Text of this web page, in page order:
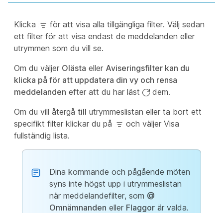
Klicka
för att visa alla tillgängliga filter. Välj sedan
ett filter för att visa endast de meddelanden eller
utrymmen som du vill se.
Om du väljer Olästa eller Aviseringsfilter kan du
klicka på för att uppdatera din vy och rensa
meddelanden efter att du har läst
dem.
Om du vill återgå till utrymmeslistan eller ta bort ett
specifikt filter klickar du på
och väljer Visa
fullständig lista.
Dina kommande och pågående möten
syns inte högst upp i utrymmeslistan
när meddelandefilter, som @
Omnämnanden eller Flaggor är valda.